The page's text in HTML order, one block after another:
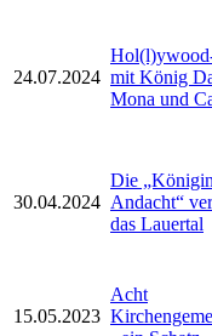
24.07.2024 mit König
Mona und
30.04.2024
Die
Andacht“
das Lauertal
15.05.2023
Acht